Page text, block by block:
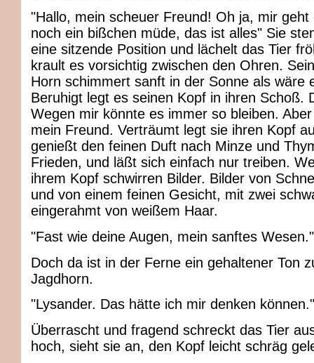
"Hallo, mein scheuer Freund! Oh ja, mir geht
noch ein bißchen müde, das ist alles" Sie
eine sitzende Position und lächelt das Tier
krault es vorsichtig zwischen den Ohren.
Horn schimmert sanft in der Sonne als wäre
Beruhigt legt es seinen Kopf in ihren Schoß.
Wegen mir könnte es immer so bleiben.
mein Freund. Verträumt legt sie ihren Kopf
genießt den feinen Duft nach Minze und
Frieden, und läßt sich einfach nur treiben.
ihrem Kopf schwirren Bilder. Bilder von
und von einem feinen Gesicht, mit zwei
eingerahmt von weißem Haar.
"Fast wie deine Augen, mein sanftes Wesen."
Doch da ist in der Ferne ein gehaltener Ton
Jagdhorn.
"Lysander. Das hätte ich mir denken können."
Überrascht und fragend schreckt das Tier
hoch, sieht sie an, den Kopf leicht schräg